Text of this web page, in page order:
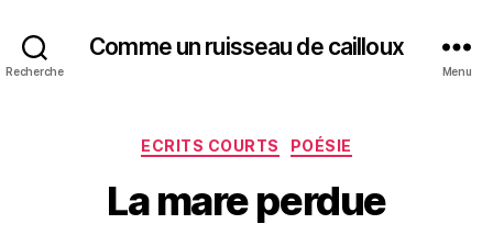
Recherche
Comme un ruisseau de cailloux
Menu
Catégories
ECRITS COURTS POÉSIE
La mare perdue